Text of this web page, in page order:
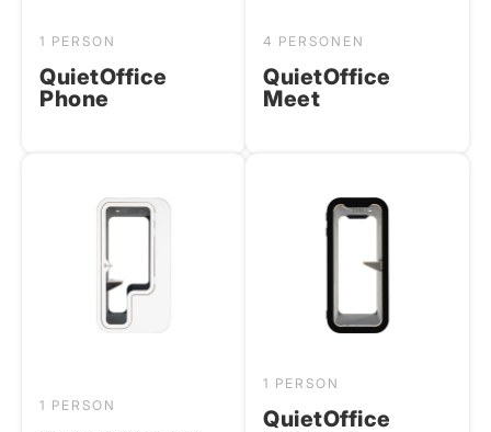
1 PERSON
QuietOffice
Phone
4 PERSONEN
QuietOffice
Meet
1 PERSON
1 PERSON
QuietOffice